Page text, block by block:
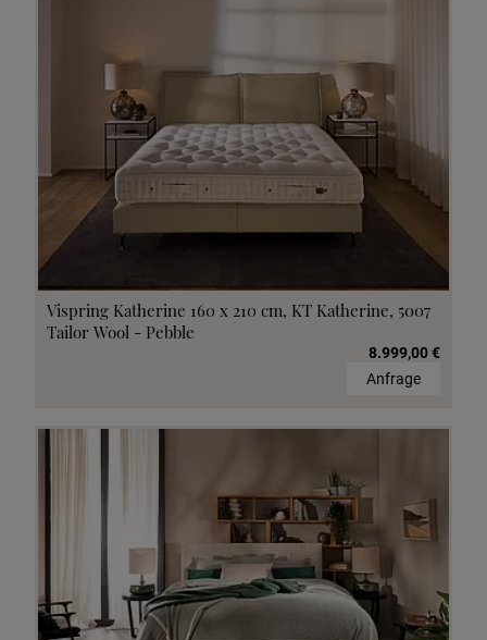
Vispring Katherine 160 x 210 cm, KT Katherine, 5007
Tailor Wool - Pebble
8.999,00 €
Anfrage